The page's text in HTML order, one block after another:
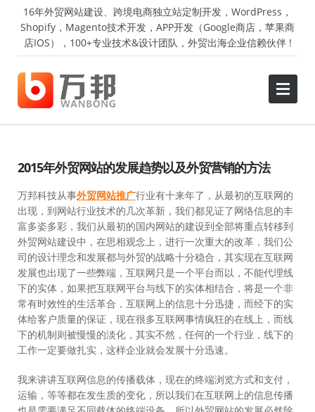
16年外贸网站建设、跨境电商独立站定制开发，WordPress，
Shopify，Magento技术开发，APP开发（Google商店，苹果商
店IOS），100+专业技术&设计团队，外贸出海企业信赖伙伴 !
2015年外贸网站的发展趋势以及外贸营销的方法
万邦科技从事外贸网站推广行业有十来年了，从最初的互联网的
出现，到网站行业技术的几次革新，我们都见证了网络信息的丰
富多姿多彩，我们从最初的国内网站的建设到全部将重点转移到
外贸网站建设中，在思相观念上，进行一次重大的改革，我们公
司的设计理念和发展都与外贸的战略十分稳合，其实现在互联网
发展也出现了一些弊端，互联网只是一个平台而以，不能代理线
下的实体，如果把互联网平台与线下的实体相结合，将是一个非
常有时效性的生活革合，互联网上的信息十分迅捷，而经下的实
体给客户质量的保证，现在很多互联网事情疯狂的在线上，而线
下的机制则被慢慢的淡化，其实不然，任何的一个行业，线下的
工作一定要做扎实，这样企业就会发展十分迅速。
我来讲讲互联网信息的传播载体，现在的终端浏览方式和支付，
运输，等等都在发生质的变化，所以我们在互联网上的信息传播